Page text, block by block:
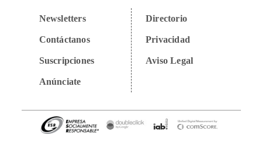
Newsletters
Contáctanos
Suscripciones
Anúnciate
Directorio
Privacidad
Aviso Legal